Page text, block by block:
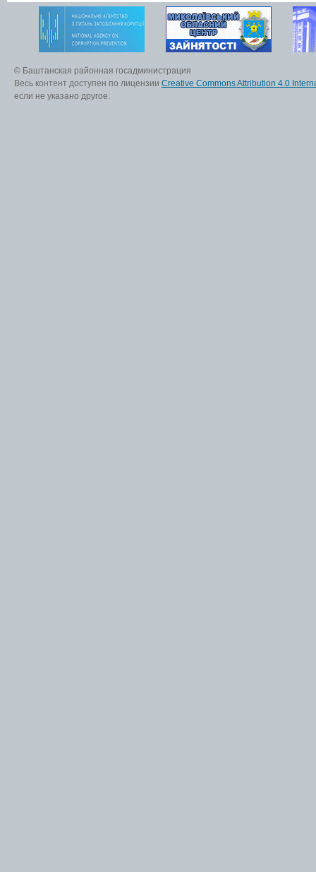
© Баштанская районная госадминистрация
Весь контент доступен по лицензии Creative Commons Attribution 4.0
если не указано другое.